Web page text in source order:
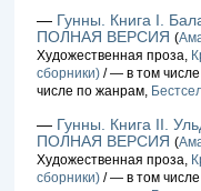
— Гунны. Книга I.
ПОЛНАЯ ВЕРСИЯ (
Художественная проза,
сборники) / — в том
числе по жанрам,
— Гунны. Книга II.
ПОЛНАЯ ВЕРСИЯ (
Художественная проза,
сборники) / — в том